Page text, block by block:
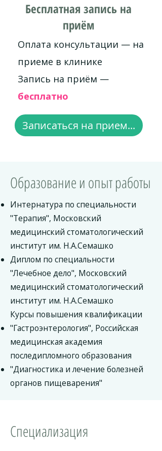
Бесплатная запись на
приём
Оплата консультации — на
приеме в клинике
Запись на приём —
бесплатно
Записаться на прием...
Образование и опыт работы
Интернатура по специальности
"Терапия", Московский
медицинский стоматологический
институт им. Н.А.Семашко
Диплом по специальности
"Лечебное дело", Московский
медицинский стоматологический
институт им. Н.А.Семашко
Курсы повышения квалификации
"Гастроэнтерология", Российская
медицинская академия
последипломного образования
"Диагностика и лечение болезней
органов пищеварения"
Специализация